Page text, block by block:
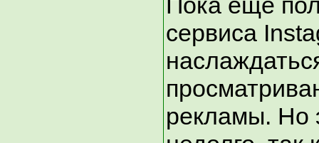
сервиса
рекламы. Но